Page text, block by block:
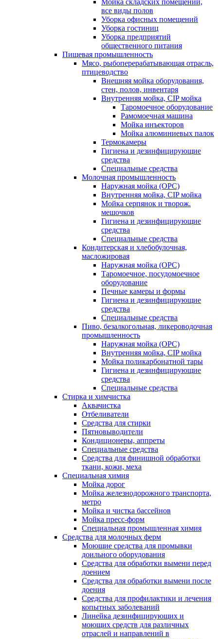
Мойка складских помещений,
все виды полов
Уборка офисных помещений
Уборка гостиниц
Уборка предприятий
общественного питания
Пищевая промышленность
Мясо, рыбоперерабатывающая отрасль,
птицеводство
Внешняя мойка оборудования,
стен, полов, инвентаря
Внутренняя мойка, CIP мойка
Таромоечное оборудование
Рамомоечная машина
Мойка инъекторов
Мойка алюминиевых палок
Термокамеры
Гигиена и дезинфицирующие
средства
Специальные средства
Молочная промышленность
Наружная мойка (ОРС)
Внутренняя мойка, CIP мойка
Мойка серпянок и творож.
мешочков
Гигиена и дезинфицирующие
средства
Специальные средства
Кондитерская и хлебобулочная,
масложировая
Наружная мойка (ОРС)
Таромоечное, посудомоечное
оборудование
Печные камеры и формы
Гигиена и дезинфицирующие
средства
Специальные средства
Пиво, безалкогольная, ликероводочная
промышленность
Наружная мойка (ОРС)
Внутренняя мойка, CIP мойка
Мойка поликарбонатной тары
Гигиена и дезинфицирующие
средства
Специальные средства
Стирка и химчистка
Аквачистка
Отбеливатели
Средства для стирки
Пятновыводители
Кондиционеры, аппреты
Специальные средства
Средства для финишной обработки
ткани, кожи, меха
Специальная химия
Мойка дорог
Мойка железнодорожного транспорта,
метро
Мойка и чистка бассейнов
Мойка пресс-форм
Специальная промышленная химия
Средства для молочных ферм
Моющие средства для промывки
доильного оборудования
Средства для обработки вымени перед
доением
Средства для обработки вымени после
доения
Средства для профилактики и лечения
копытных заболеваний
Линейка дезинфицирующих и
моющих средств для различных
отраслей и направлений в